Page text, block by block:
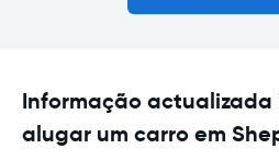
Informação
alugar um carro em